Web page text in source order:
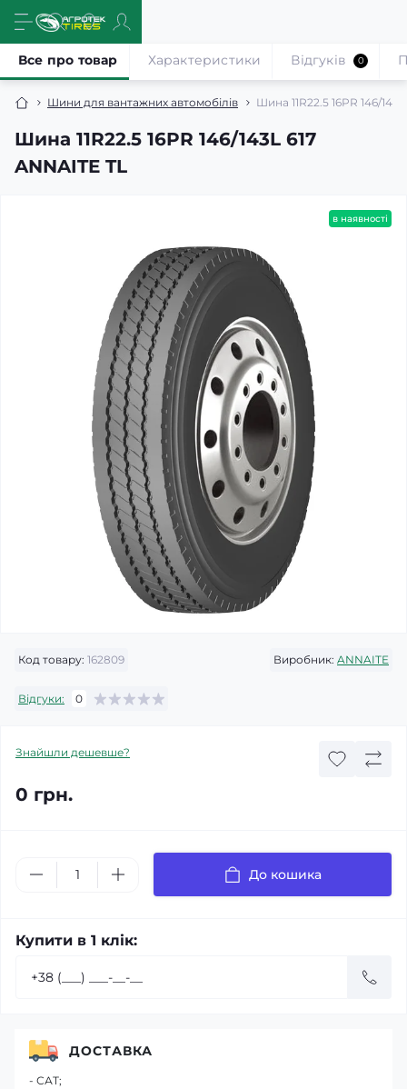
Шини для вантажних автомобілів Шина 11R22.5 16PR 146/
Шина 11R22.5 16PR 146/143L 617
ANNAITE TL
Все про товар Характеристики Відгуків 0
в наявності
Код товару: 162809 Виробник: ANNAITE
Відгуки: 0
Знайшли дешевше?
0 грн.
До кошика
Купити в 1 клік:
ДОСТАВКА
- САТ;